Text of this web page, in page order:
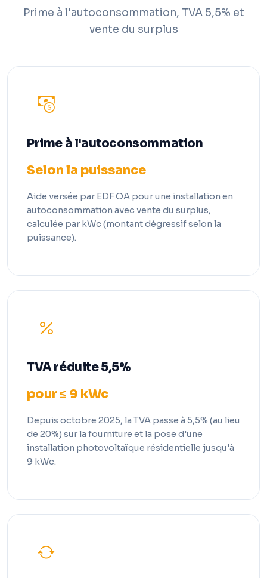
Prime à l'autoconsommation, TVA 5,5% et
vente du surplus
Prime à l'autoconsommation
Selon la puissance
Aide versée par EDF OA pour une installation en
autoconsommation avec vente du surplus,
calculée par kWc (montant dégressif selon la
puissance).
TVA réduite 5,5%
pour ≤ 9 kWc
Depuis octobre 2025, la TVA passe à 5,5% (au lieu
de 20%) sur la fourniture et la pose d'une
installation photovoltaïque résidentielle jusqu'à
9 kWc.